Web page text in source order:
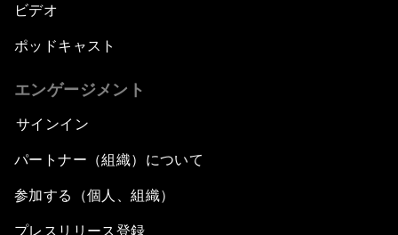
ビデオ
ポッドキャスト
エンゲージメント
サインイン
パートナー（組織）について
参加する（個人、組織）
プレスリリース登録